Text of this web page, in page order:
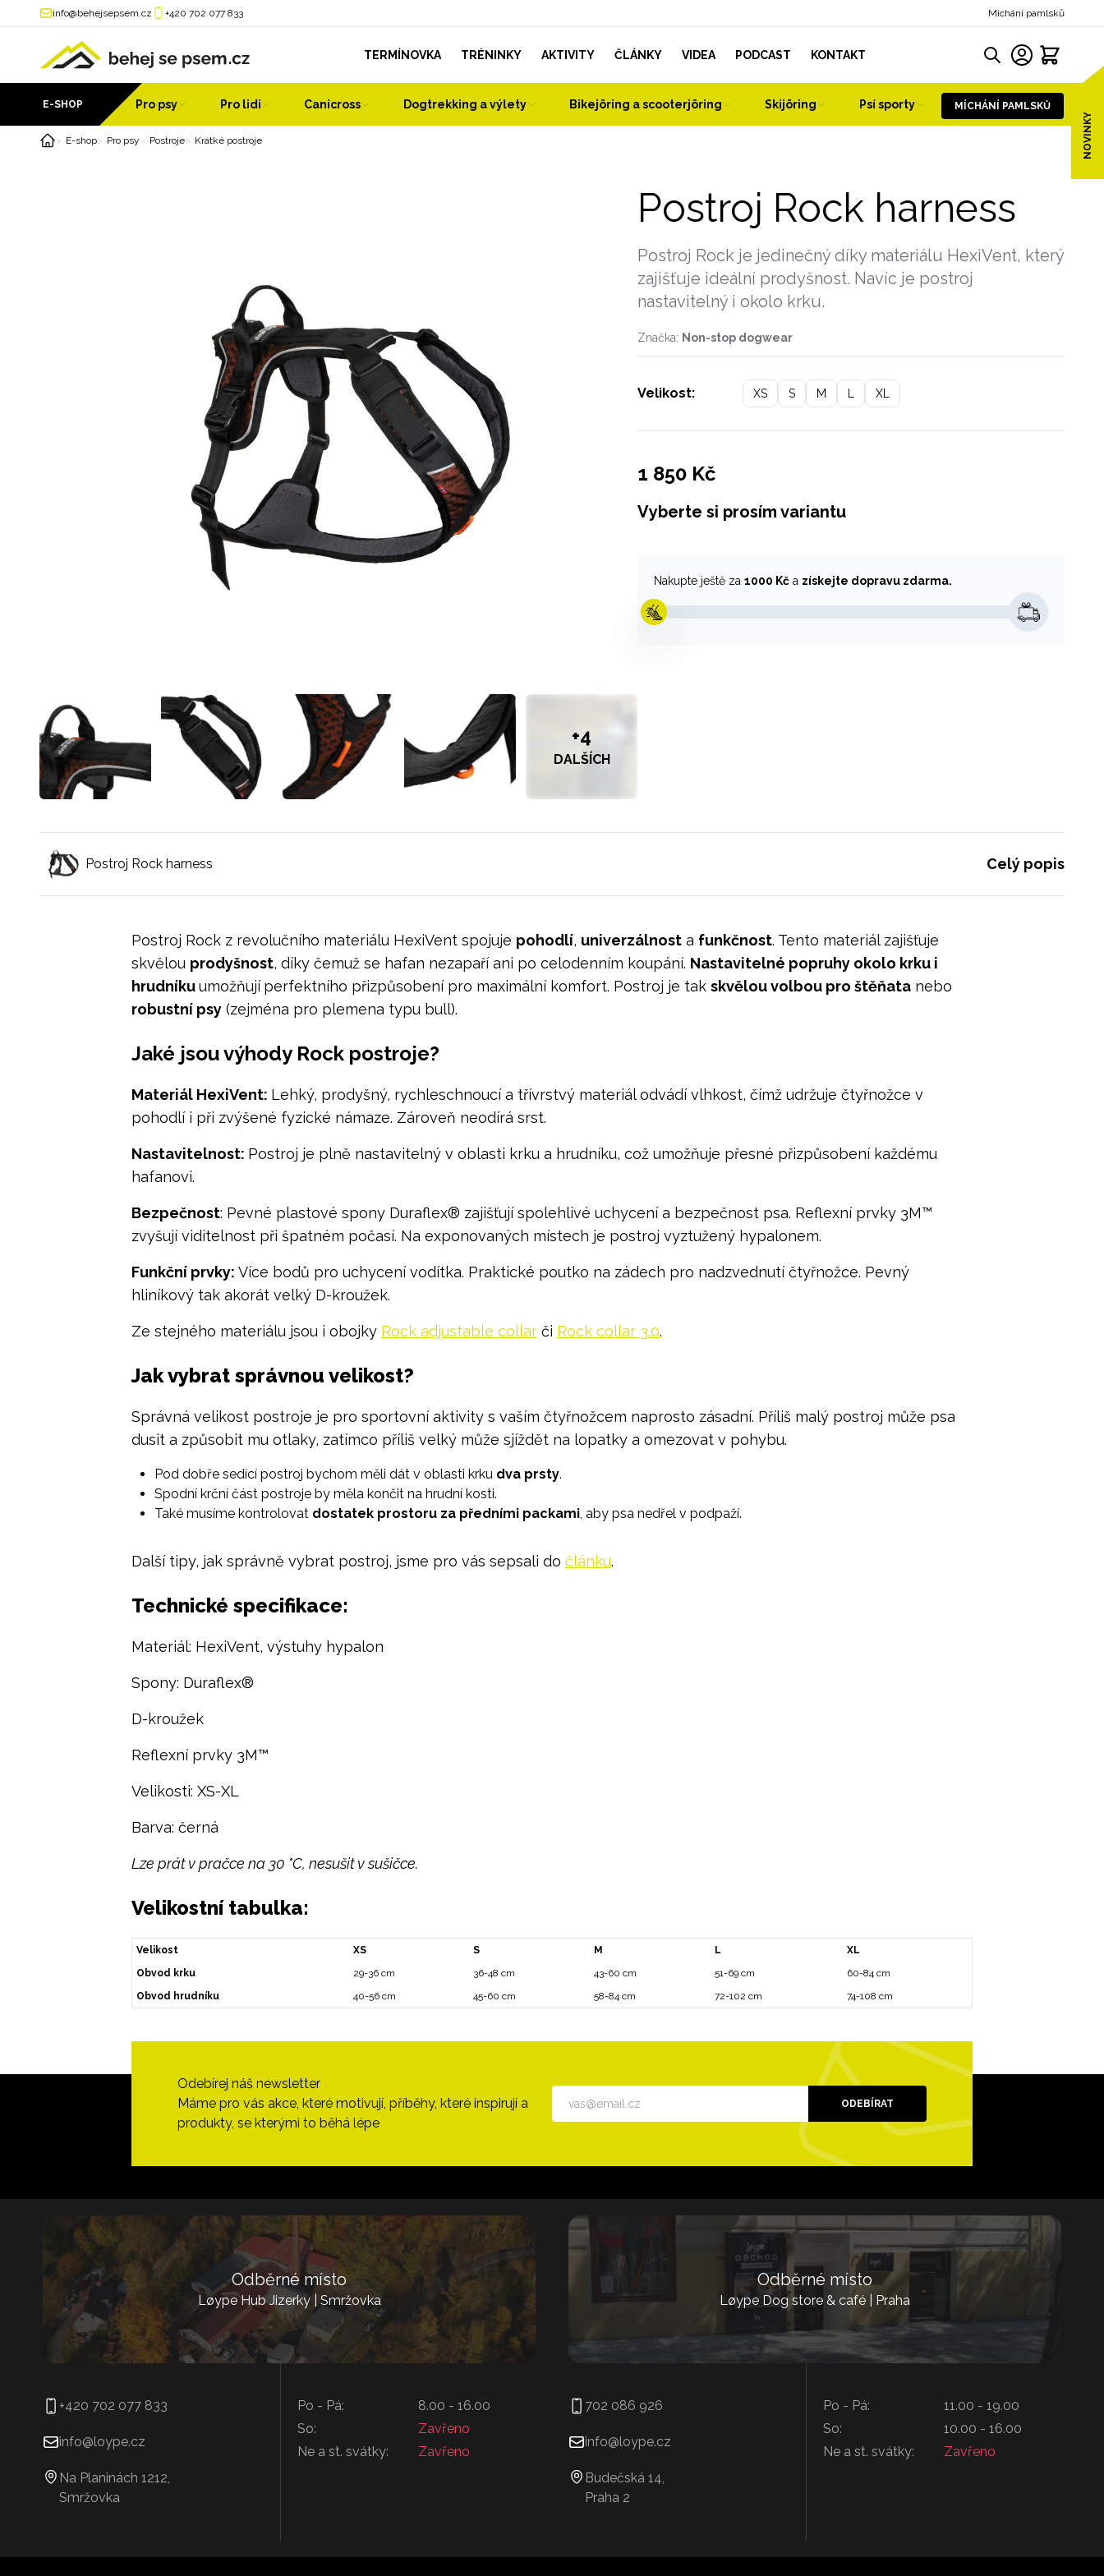
info@behejsepsem.cz +420 702 077 833 Míchání pamlsků
NOVINKY
TERMÍNOVKA TRÉNINKY AKTIVITY ČLÁNKY VIDEA PODCAST KONTAKT
E-SHOP Pro psy Pro lidi Canicross Dogtrekking a výlety Bikejöring a scooterjöring Skijöring Psí sporty MÍCHÁNÍ PAMLSKŮ
E-shop Pro psy Postroje Krátké postroje
+4
DALŠÍCH
Postroj Rock harness
Postroj Rock je jedinečný díky materiálu HexiVent, který
zajišťuje ideální prodyšnost. Navíc je postroj
nastavitelný i okolo krku.
Značka: Non-stop dogwear
Velikost: XS S M XL
1 850 Kč
Vyberte si prosím variantu
Nakupte ještě za 1000 Kč a získejte dopravu zdarma.
Postroj Rock harness Celý popis
Postroj Rock z revolučního materiálu HexiVent spojuje pohodlí, univerzálnost a funkčnost. Tento materiál zajišťuje
skvělou prodyšnost, díky čemuž se hafan nezapaří ani po celodenním koupání. Nastavitelné popruhy okolo krku i
hrudníkuumožňují perfektního přizpůsobení pro maximální komfort. Postroj je tak skvělou volbou pro štěňata nebo
robustní psy (zejména pro plemena typu bull).
Jaké jsou výhody Rock postroje?
Materiál HexiVent: Lehký, prodyšný, rychleschnoucí a třívrstvý materiál odvádí vlhkost, čímž udržuje čtyřnožce v
pohodlí i při zvýšené fyzické námaze. Zároveň neodírá srst.
Nastavitelnost: Postroj je plně nastavitelný v oblasti krku a hrudníku, což umožňuje přesné přizpůsobení každému
hafanovi.
Bezpečnost: Pevné plastové spony Duraflex® zajišťují spolehlivé uchycení a bezpečnost psa. Reflexní prvky 3M™
zvyšují viditelnost při špatném počasí. Na exponovaných místech je postroj vyztužený hypalonem.
Funkční prvky: Více bodů pro uchycení vodítka. Praktické poutko na zádech pro nadzvednutí čtyřnožce. Pevný
hliníkový tak akorát velký D-kroužek.
Ze stejného materiálu jsou i obojky Rock adjustable collar či Rock collar 3.0.
Jak vybrat správnou velikost?
Správná velikost postroje je pro sportovní aktivity s vaším čtyřnožcem naprosto zásadní. Příliš malý postroj může psa
dusit a způsobit mu otlaky, zatímco příliš velký může sjíždět na lopatky a omezovat v pohybu.
Pod dobře sedící postroj bychom měli dát v oblasti krku dva prsty.
Spodní krční část postroje by měla končit na hrudní kosti.
Také musíme kontrolovat dostatek prostoru za předními packami, aby psa nedřel v podpaží.
Další tipy, jak správně vybrat postroj, jsme pro vás sepsali do článku.
Technické specifikace:
Materiál: HexiVent, výstuhy hypalon
Spony: Duraflex®
D-kroužek
Reflexní prvky 3M™
Velikosti: XS-XL
Barva: černá
Lze prát v pračce na 30 °C, nesušit v sušičce.
Velikostní tabulka:
Velikost XS S M L
XL
Obvod krku
29-36 cm 36-48 cm 43-60 cm 51-69 cm
60-84 cm
Obvod hrudníku
40-56 cm 45-60 cm 58-84 cm 72-102 cm 74-108 cm
Odebírej náš newsletter
Máme pro vás akce, které motivují, příběhy, které inspirují a
produkty, se kterými to běhá lépe
ODEBÍRAT
Odběrné místo
Løype Hub Jizerky | Smržovka
+420 702 077 833
info@loype.cz
Na Planinách 1212,
Smržovka
Po - Pá:
So:
Ne a st. svátky:
8.00 - 16.00
Zavřeno
Zavřeno
Odběrné místo
Løype Dog store & café | Praha
702 086 926
info@loype.cz
Budečská 14,
Praha 2
Po - Pá:
So:
Ne a st. svátky:
11.00 - 19.00
10.00 - 16.00
Zavřeno